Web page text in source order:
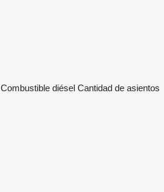
Combustible diésel Cantidad de asientos